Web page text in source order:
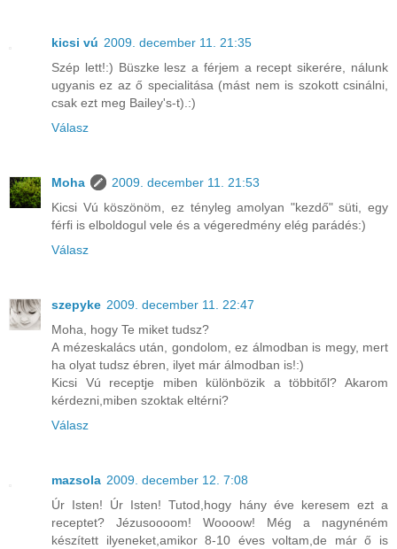
kicsi vú 2009. december 11. 21:35
Szép lett!:) Büszke lesz a férjem a recept sikerére, nálunk
ugyanis ez az ő specialitása (mást nem is szokott csinálni,
csak ezt meg Bailey's-t).:)
Válasz
Moha
2009. december 11. 21:53
Kicsi Vú köszönöm, ez tényleg amolyan "kezdő" süti, egy
férfi is elboldogul vele és a végeredmény elég parádés:)
Válasz
szepyke 2009. december 11. 22:47
Moha, hogy Te miket tudsz?
A mézeskalács után, gondolom, ez álmodban is megy, mert
ha olyat tudsz ébren, ilyet már álmodban is!:)
Kicsi Vú receptje miben különbözik a többitől? Akarom
kérdezni,miben szoktak eltérni?
Válasz
mazsola 2009. december 12. 7:08
Úr Isten! Úr Isten! Tutod,hogy hány éve keresem ezt a
receptet? Jézusoooom! Woooow! Még a nagynéném
készített ilyeneket,amikor 8-10 éves voltam,de már ő is